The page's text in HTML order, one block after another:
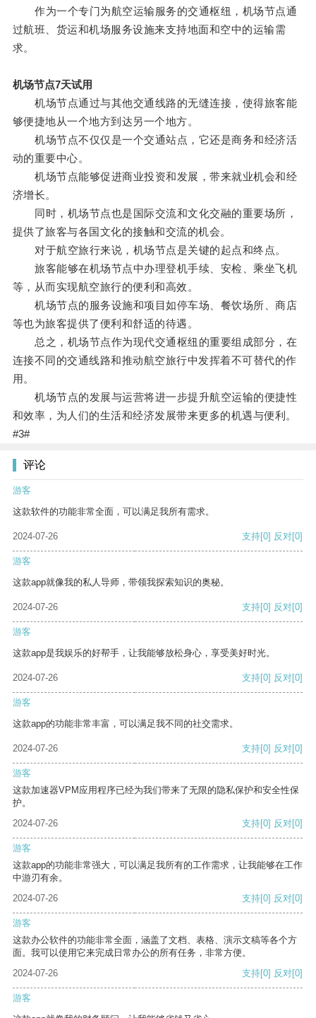
作为一个专门为航空运输服务的交通枢纽，机场节点通
过航班、货运和机场服务设施来支持地面和空中的运输需
求。
机场节点7天试用
机场节点通过与其他交通线路的无缝连接，使得旅客能
够便捷地从一个地方到达另一个地方。
机场节点不仅仅是一个交通站点，它还是商务和经济活
动的重要中心。
机场节点能够促进商业投资和发展，带来就业机会和经
济增长。
同时，机场节点也是国际交流和文化交融的重要场所，
提供了旅客与各国文化的接触和交流的机会。
对于航空旅行来说，机场节点是关键的起点和终点。
旅客能够在机场节点中办理登机手续、安检、乘坐飞机
等，从而实现航空旅行的便利和高效。
机场节点的服务设施和项目如停车场、餐饮场所、商店
等也为旅客提供了便利和舒适的待遇。
总之，机场节点作为现代交通枢纽的重要组成部分，在
连接不同的交通线路和推动航空旅行中发挥着不可替代的作
用。
机场节点的发展与运营将进一步提升航空运输的便捷性
和效率，为人们的生活和经济发展带来更多的机遇与便利。
#3#
评论
游客
这款软件的功能非常全面，可以满足我所有需求。
2024-07-26 支持[0] 反对[0]
游客
这款app就像我的私人导师，带领我探索知识的奥秘。
2024-07-26 支持[0] 反对[0]
游客
这款app是我娱乐的好帮手，让我能够放松身心，享受美好时光。
2024-07-26 支持[0] 反对[0]
游客
这款app的功能非常丰富，可以满足我不同的社交需求。
2024-07-26 支持[0] 反对[0]
游客
这款加速器VPM应用程序已经为我们带来了无限的隐私保护和安全性保
护。
2024-07-26
支持[0] 反对[0]
游客
这款app的功能非常强大，可以满足我所有的工作需求，让我能够在工作
中游刃有余。
2024-07-26
支持[0] 反对[0]
游客
这款办公软件的功能非常全面，涵盖了文档、表格、演示文稿等各个方
面。我可以使用它来完成日常办公的所有任务，非常方便。
2024-07-26
支持[0] 反对[0]
游客